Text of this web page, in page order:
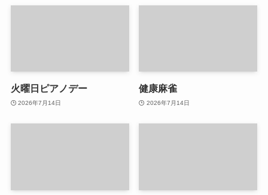
火曜日ピアノデー
2026年7月14日
健康麻雀
2026年7月14日